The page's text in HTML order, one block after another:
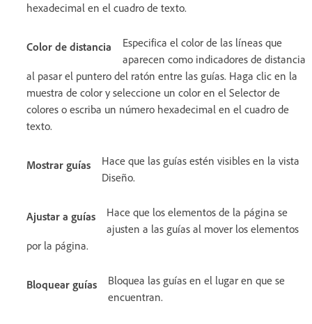
hexadecimal en el cuadro de texto.
Color de distancia
Especifica el color de las líneas que
aparecen como indicadores de distancia
al pasar el puntero del ratón entre las guías. Haga clic en la
muestra de color y seleccione un color en el Selector de
colores o escriba un número hexadecimal en el cuadro de
texto.
Mostrar guías
Hace que las guías estén visibles en la vista
Diseño.
Ajustar a guías
Hace que los elementos de la página se
ajusten a las guías al mover los elementos
por la página.
Bloquear guías
Bloquea las guías en el lugar en que se
encuentran.